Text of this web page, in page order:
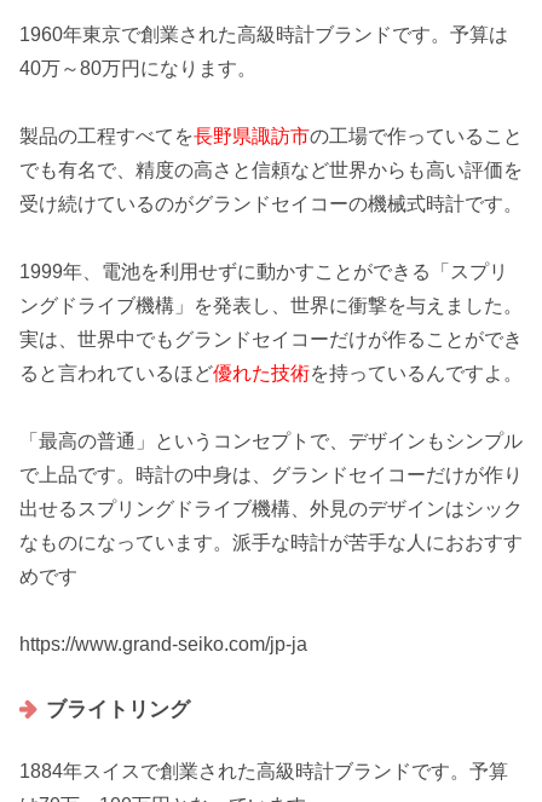
1960年東京で創業された高級時計ブランドです。予算は
40万～80万円 になります。
製品の工程すべてを長野県諏訪市の工場で作っていること
でも有名で、精度の高さと信頼など世界からも高い評価を
受け続けているのがグランドセイコーの機械式時計です。
1999年、電池を利用せずに動かすことができる「 スプリ
ングドライブ機構 」を発表し、世界に衝撃を与えました。
実は、世界中でもグランドセイコーだけが作ることができ
ると言われているほど優れた技術を持っているんですよ。
「最高の普通」というコンセプトで、デザインも シンプル
で上品です。時計の中身は、グランドセイコーだけが作り
出せるスプリングドライブ機構、外見のデザインはシック
なものになっています。派手な時計が苦手な人におおすす
めです
https://www.grand-seiko.com/jp-ja
ブライトリング
1884年スイスで創業された高級時計ブランドです。予算